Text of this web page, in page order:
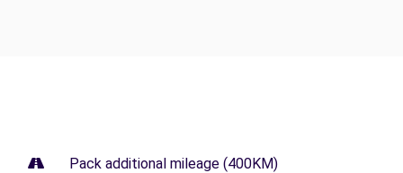
Pack additional mileage (400KM)